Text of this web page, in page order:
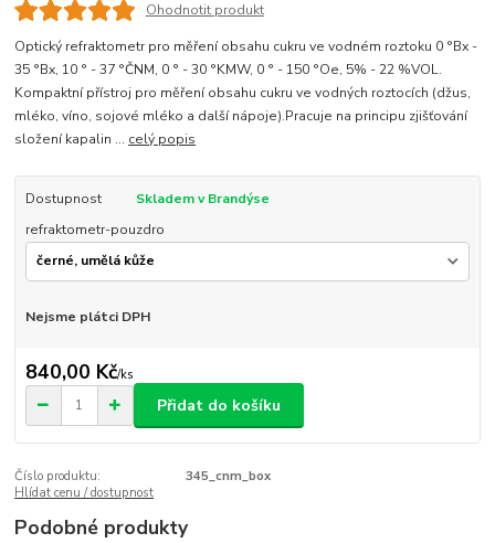
Ohodnotit produkt
Optický refraktometr pro měření obsahu cukru ve vodném roztoku 0 °Bx -
35 °Bx, 10 ° - 37 °ČNM, 0 ° - 30 °KMW, 0 ° - 150 °Oe, 5% - 22 %VOL.
Kompaktní přístroj pro měření obsahu cukru ve vodných roztocích (džus,
mléko, víno, sojové mléko a další nápoje).Pracuje na principu zjišťování
složení kapalin ... celý popis
Dostupnost
Skladem v Brandýse
refraktometr-pouzdro
Nejsme plátci DPH
840,00 Kč/ks
Přidat do košíku
Číslo produktu:
345_cnm_box
Hlídat cenu / dostupnost
Podobné produkty